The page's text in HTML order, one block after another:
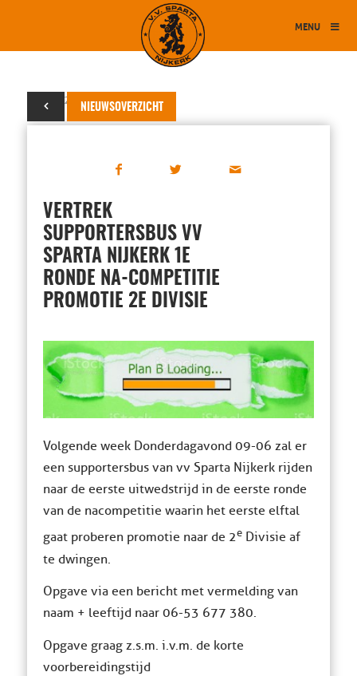
MENU
NIEUWSOVERZICHT
31 mei 2022
VERTREK
SUPPORTERSBUS VV
SPARTA NIJKERK 1E
RONDE NA-COMPETITIE
PROMOTIE 2E DIVISIE
Volgende week Donderdagavond 09-06 zal er
een supportersbus van vv Sparta Nijkerk rijden
naar de eerste uitwedstrijd in de eerste ronde
van de nacompetitie waarin het eerste elftal
gaat proberen promotie naar de 2eDivisie af
te dwingen.
Opgave via een bericht met vermelding van
naam + leeftijd naar 06-53 677 380.
Opgave graag z.s.m. i.v.m. de korte
voorbereidingstijd